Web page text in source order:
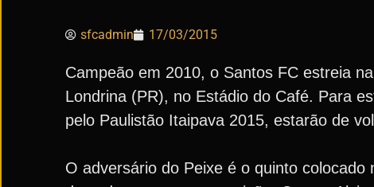
sfcadmin 17/03/2015
Campeão em 2010, o Santos FC estreia
Londrina (PR), no Estádio do Café. Para
pelo Paulistão Itaipava 2015, estarão de
O adversário do Peixe é o quinto